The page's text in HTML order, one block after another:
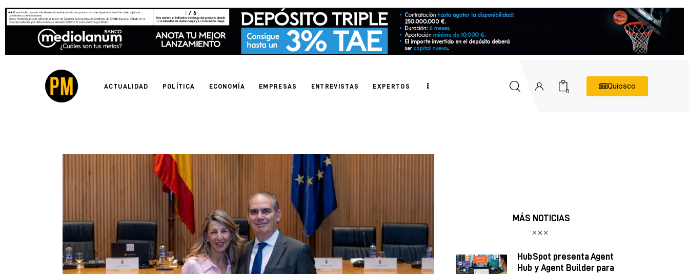
ACTUALIDAD POLÍTICA ECONOMÍA EMPRESAS ENTREVISTAS EXPERTOS
0
Quiosco
Actualidad
MÁS NOTICIAS
HubSpot presenta Agent
Hub y Agent Builder para